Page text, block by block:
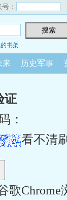
号：
书架
来 历史军事
证
：
看不清
Chrome